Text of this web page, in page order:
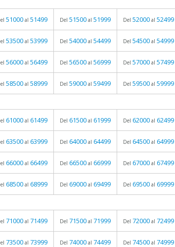
51000 al 51499 Del 51500 al 51999 Del 52000 al 52499
53500 al 53999 Del 54000 al 54499 Del 54500 al 54999
56000 al 56499 Del 56500 al 56999 Del 57000 al 57499
58500 al 58999 Del 59000 al 59499 Del 59500 al 59999
61000 al 61499 Del 61500 al 61999 Del 62000 al 62499
63500 al 63999 Del 64000 al 64499 Del 64500 al 64999
66000 al 66499 Del 66500 al 66999 Del 67000 al 67499
68500 al 68999 Del 69000 al 69499 Del 69500 al 69999
71000 al 71499 Del 71500 al 71999 Del 72000 al 72499
73500 al 73999 Del 74000 al 74499 Del 74500 al 74999